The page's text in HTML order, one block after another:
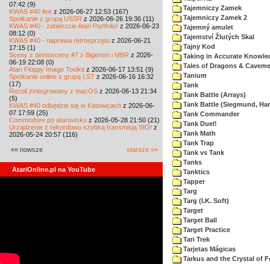
07:42 (9)
KWAS #40 live z 2026-06-27 12:53 (167)
Spotkanie z grupą USSR z 2026-06-26 19:36 (11)
KWAS #40 - zabierzcie Atari Portfolio! z 2026-06-23
08:12 (0)
KWAS #40 - naprawa retrosprzętu z 2026-06-21
17:15 (1)
Sceny z demosceny #7 z Bigerem i MBR z 2026-
06-19 22:08 (0)
Atari Floppy Image Toolkit z 2026-06-17 13:51 (9)
Spotkanie online z grupą LST z 2026-06-16 16:32
(17)
Recoil zintegrowany z macOS z 2026-06-13 21:34
(5)
KWAS #40 odbędzie się w Katowicach z 2026-06-
07 17:59 (25)
Commodore po atarowsku z 2026-05-28 21:50 (21)
Urządzenie z rekordowo szybką transmisją SIO! z
2026-05-24 20:57 (116)
«« nowsze starsze »»
AtariOnline.pl na YouTube
Tajemniczy Zamek
Tajemniczy Zamek 2
Tajemný amulet
Tajemství Žlutých Skal
Tajny Kod
Taking in Accurate
Tales of Dragons &
Tanium
Tank
Tank Battle (Arrays)
Tank Battle (Siegmund,
Tank Commander
Tank Duel!
Tank Math
Tank Trap
Tank vs Tank
Tanks
Tanktics
Tapper
Targ
Targ (I.K. Soft)
Target
Target Ball
Target Practice
Tari Trek
Tarjetas Mágicas
Tarkus and the Crystal of